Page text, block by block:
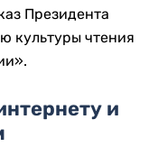
Президента
культуры чтения
и